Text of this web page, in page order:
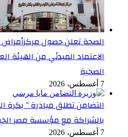
الصحة تعلن حصول مركزأمراض
الاعتماد المبدئي من الهيئة
الصحية
7 أغسطس، 2026
التضامن تطلق مبادرة ” بكرة
بالشراكة مع مؤسسة مصر
7 أغسطس، 2026